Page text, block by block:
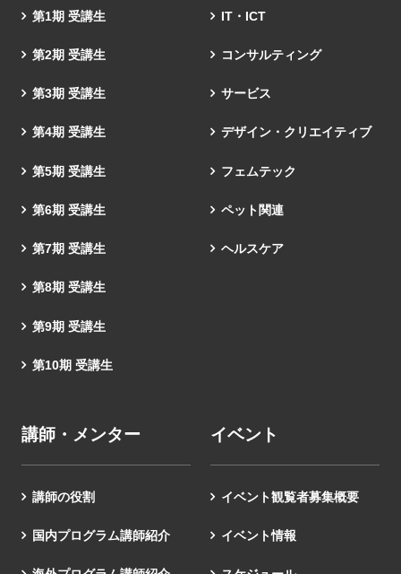
第1期 受講生
第2期 受講生
第3期 受講生
第4期 受講生
第5期 受講生
第6期 受講生
第7期 受講生
第8期 受講生
第9期 受講生
第10期 受講生
IT・ICT
コンサルティング
サービス
デザイン・クリエイティブ
フェムテック
ペット関連
ヘルスケア
講師・メンター
講師の役割
国内プログラム講師紹介
イベント
イベント観覧者募集概要
イベント情報